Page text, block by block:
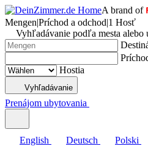
A brand of
Mengen|Príchod a odchod|1 Hosť
Vyhľadávanie podľa mesta alebo
Hostia
Vyhľadávanie
Prenájom ubytovania
English Deutsch Polski